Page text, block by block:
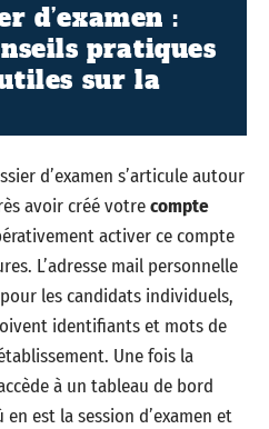
d’examen :
pratiques
sur la
d’examen s’articule autour
avoir créé votrecompte
activer ce compte
L’adresse mail personnelle
pour les candidats individuels,
identifiants et mots de
Une fois la
à un tableau de bord
est la session d’examen et